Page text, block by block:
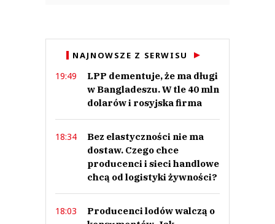
NAJNOWSZE Z SERWISU
19:49
LPP dementuje, że ma długi
w Bangladeszu. W tle 40 mln
dolarów i rosyjska firma
18:34
Bez elastyczności nie ma
dostaw. Czego chce
producenci i sieci handlowe
chcą od logistyki żywności?
18:03
Producenci lodów walczą o